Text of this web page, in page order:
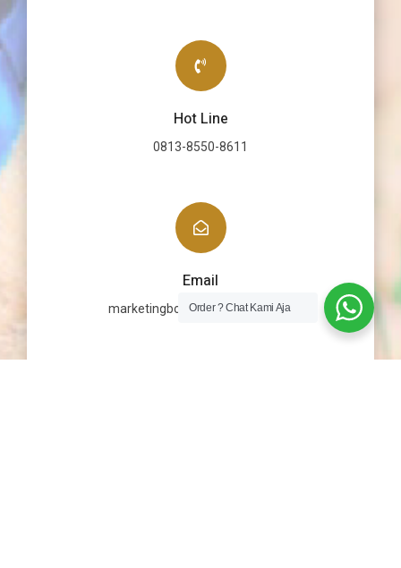
Hot Line
0813-8550-8611
Email
marketingbonekaku@gmail.com
Order ? Chat Kami Aja